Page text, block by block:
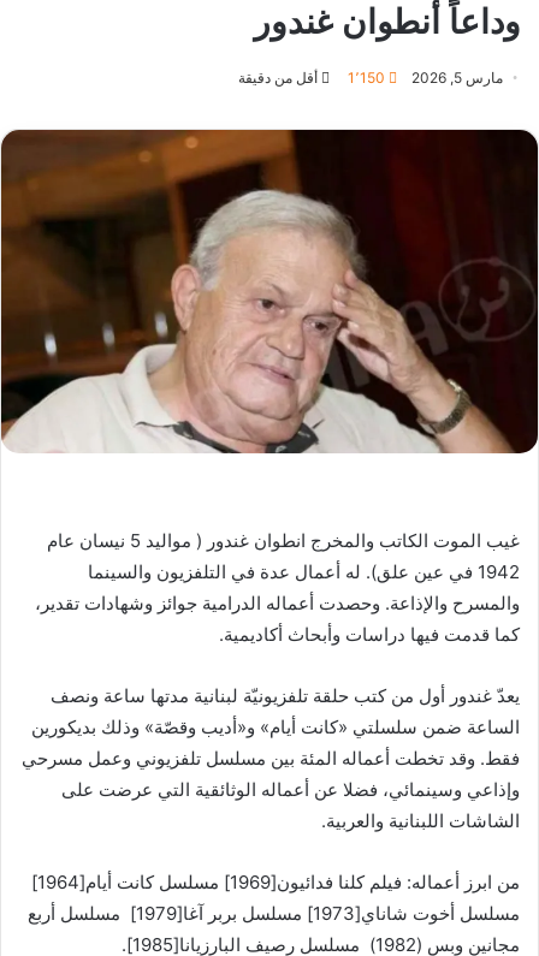
وداعاً أنطوان غندور
مارس 5, 2026 1٬150 أقل من دقيقة
غيب الموت الكاتب والمخرج انطوان غندور ( مواليد 5 نيسان عام
1942 في عين علق). له أعمال عدة في التلفزيون والسينما
والمسرح والإذاعة. وحصدت أعماله الدرامية جوائز وشهادات تقدير،
كما قدمت فيها دراسات وأبحاث أكاديمية.
يعدّ غندور أول من كتب حلقة تلفزيونيّة لبنانية مدتها ساعة ونصف
الساعة ضمن سلسلتي «كانت أيام» و«أديب وقصّة» وذلك بديكورين
فقط. وقد تخطت أعماله المئة بين مسلسل تلفزيوني وعمل مسرحي
وإذاعي وسينمائي، فضلا عن أعماله الوثائقية التي عرضت على
الشاشات اللبنانية والعربية.
من ابرز أعماله: فيلم كلنا فدائيون[1969] مسلسل كانت أيام[1964]
مسلسل أخوت شاناي[1973] مسلسل بربر آغا[1979] مسلسل أربع
مجانين وبس (1982) مسلسل رصيف البارزيانا[1985].